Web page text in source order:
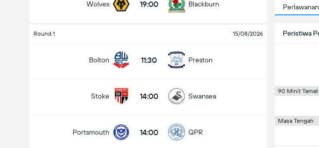
Wolves 19:00 Blackburn
Round 1 15/08/2026
Bolton 11:30 Preston
Stoke 14:00 Swansea
Portsmouth 14:00 QPR
Perlawanan
Peristiwa
90 Minit Tamat
Masa Tengah